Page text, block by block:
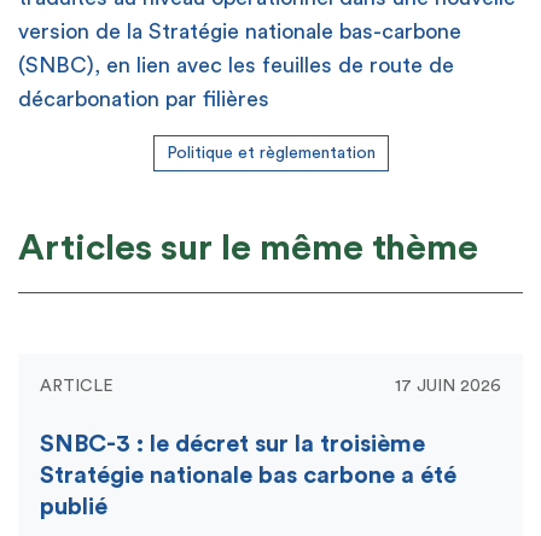
version de la Stratégie nationale bas-carbone
(SNBC), en lien avec les feuilles de route de
décarbonation par filières
Politique et règlementation
Articles sur le même thème
ARTICLE 17 JUIN 2026
SNBC-3 : le décret sur la troisième
Stratégie nationale bas carbone a été
publié